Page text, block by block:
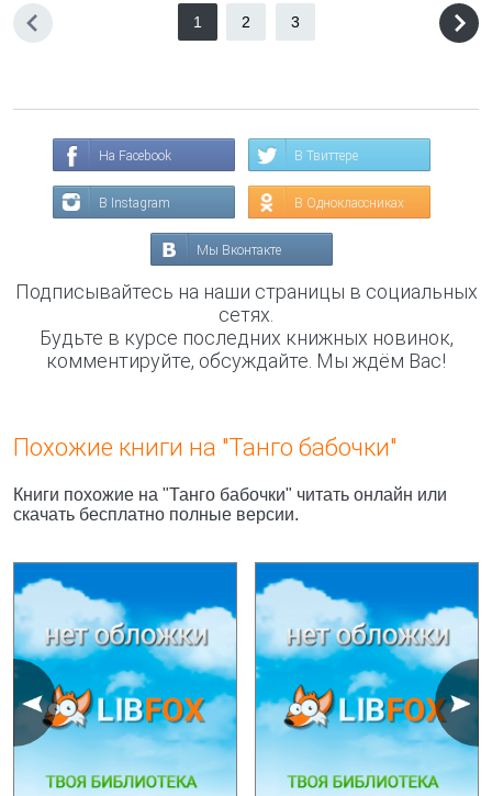
1 2 3
На Facebook В Твиттере
В Instagram В Одноклассниках
Мы Вконтакте
Подписывайтесь на наши страницы в социальных
сетях.
Будьте в курсе последних книжных новинок,
комментируйте, обсуждайте. Мы ждём Вас!
Похожие книги на "Танго бабочки"
Книги похожие на "Танго бабочки" читать онлайн или
скачать бесплатно полные версии.